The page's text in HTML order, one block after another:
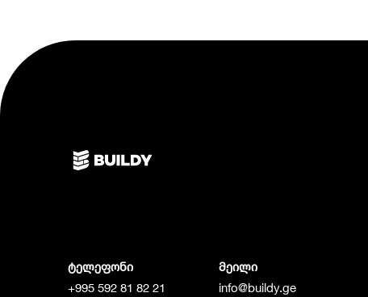
ტელეფონი
+995 592 81 82 21
მეილი
info@buildy.ge